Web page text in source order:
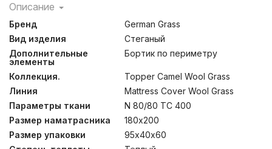
Описание
Топперы – это особый вид наматрасников
повышенного комфорта, которые не только
продлевают срок службы матраса, но и усиливают
его основное назначение – снять мышечные
напряжения. Благодаря форме “с бортиком” топперы
призваны обеспечить дополнительное чувство
безопасности и уюта. При изготовлении топпера
применяется “two-layer system”, при которой нижний
слой состоит из синтетических волокон HOLLCON,
имеющих структуру спиралей, расположенных в
вертикальной плоскости, и способствующих
поддержанию формы при деформациях и сжатиях, а
основной, верхний слой состоит из верблюжего пуха.
Бренд
German Grass
Вид изделия
Стеганый
Дополнительные
элементы
Бортик по периметру
Коллекция.
Topper Camel Wool Grass
Линия
Mattress Cover Wool Grass
Параметры ткани
N 80/80 TC 400
Размер наматрасника
180х200
Размер упаковки
95х40х60